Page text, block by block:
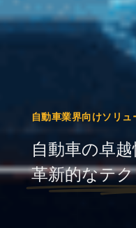
自動車業界向けソリュ
自動車の卓
革新的なテ